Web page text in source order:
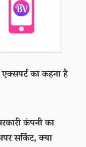
का कहना है
कंपनी का
सर्किट, क्या